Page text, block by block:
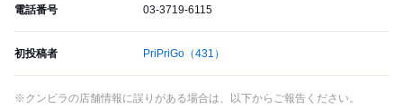
電話番号 03-3719-6115
初投稿者 PriPriGo （431）
※クンビラの店舗情報に誤りがある場合は、以下からご報告ください。